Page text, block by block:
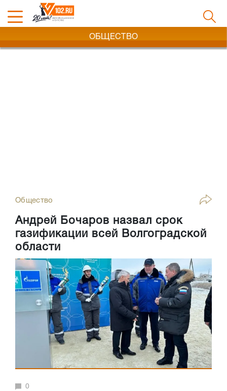
ОБЩЕСТВО
Общество
Андрей Бочаров назвал срок
газификации всей Волгоградской
области
0